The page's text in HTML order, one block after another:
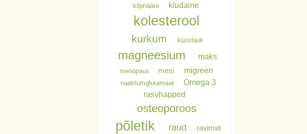
kilpnääre kiudaine
kolesterool
kurkum küüslauk
magneesium maks
menopaus mesi migreen
naatriumglutamaat
Omega 3
rasvhapped
osteoporoos
põletik raud ravimid